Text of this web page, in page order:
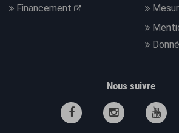
Financement
Nous suivre